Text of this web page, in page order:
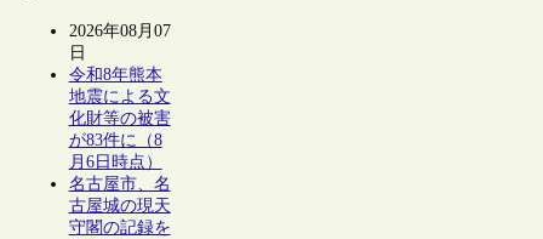
2026年08月07
日
令和8年熊本
地震による文
化財等の被害
が83件に（8
月6日時点）
名古屋市、名
古屋城の現天
守閣の記録を